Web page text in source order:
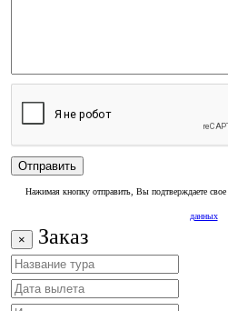
Нажимая кнопку отправить, Вы подтверждаете свое
данных
× Заказ